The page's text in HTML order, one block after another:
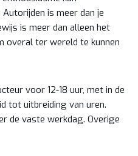
is meer dan je
is meer dan alleen het
overal ter wereld te kunnen
voor 12-18 uur, met in de
tot uitbreiding van uren.
de vaste werkdag. Overige